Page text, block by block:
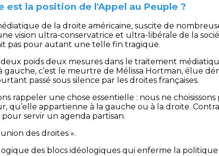
est la position de l'Appel au Peuple ?
de la droite américaine, suscite de
vision ultra-conservatrice et ultra-libérale de la
pas pour autant une telle fin tragique.
poids deux mesures dans le traitement
gauche, c’est le meurtre de Mélissa Hortman, élue
passé sous silence par les droites françaises.
rappeler une chose essentielle : nous ne choisissons
qu’elle appartienne à la gauche ou à la droite.
servir un agenda partisan.
des droites ».
des blocs idéologiques qui enferme la